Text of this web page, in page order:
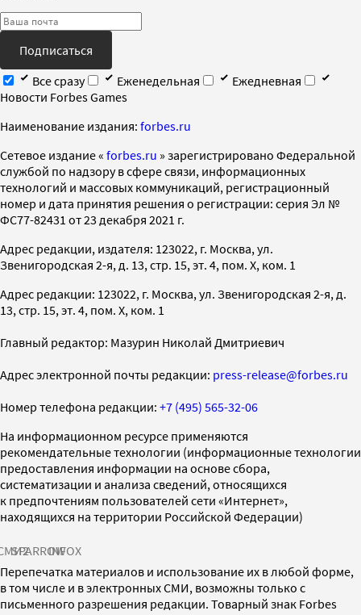
Подписаться
Все сразу
Еженедельная
Ежедневная
Новости Forbes Games
Наименование издания: forbes.ru
Cетевое издание « forbes.ru » зарегистрировано Федеральной
службой по надзору в сфере связи, информационных
технологий и массовых коммуникаций, регистрационный
номер и дата принятия решения о регистрации: серия Эл №
ФС77-82431 от 23 декабря 2021 г.
Адрес редакции, издателя: 123022, г. Москва, ул.
Звенигородская 2-я, д. 13, стр. 15, эт. 4, пом. X, ком. 1
Адрес редакции: 123022, г. Москва, ул. Звенигородская 2-я, д.
13, стр. 15, эт. 4, пом. X, ком. 1
Главный редактор: Мазурин Николай Дмитриевич
Адрес электронной почты редакции: press-release@forbes.ru
Номер телефона редакции: +7 (495) 565-32-06
На информационном ресурсе применяются
рекомендательные технологии (информационные технологии
предоставления информации на основе сбора,
систематизации и анализа сведений, относящихся
к предпочтениям пользователей сети «Интернет»,
находящихся на территории Российской Федерации)
SPARROWINFOX
Перепечатка материалов и использование их в любой форме,
в том числе и в электронных СМИ, возможны только с
письменного разрешения редакции. Товарный знак Forbes